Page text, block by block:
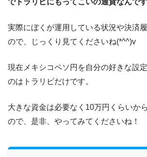
実際にぼくが運用している状況や決済
ので、じっくり見てくださいね(*^^)v
現在メキシコペソ円を自分の好きな設
のはトラリピだけです。
大きな資金は必要なく10万円くらいか
ので、是非、やってみてくださいね！